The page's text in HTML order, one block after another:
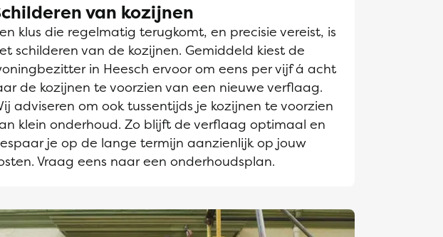
van kozijnen
klus die regelmatig terugkomt, en precisie vereist, is
schilderen van de kozijnen. Gemiddeld kiest de
in Heesch ervoor om eens per vijf á acht
de kozijnen te voorzien van een nieuwe verflaag.
adviseren om ook tussentijds je kozijnen te voorzien
klein onderhoud. Zo blijft de verflaag optimaal en
je op de lange termijn aanzienlijk op jouw
Vraag eens naar een onderhoudsplan.